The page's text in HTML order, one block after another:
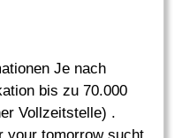
Je nach
bis zu 70.000
Vollzeitstelle) .